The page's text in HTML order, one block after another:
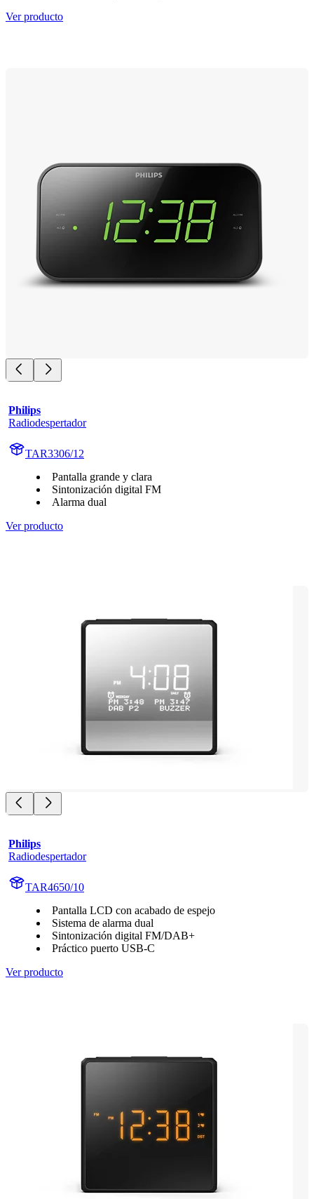
Ver producto
Philips
Radiodespertador
TAR3306/12
Pantalla grande y clara
Sintonización digital FM
Alarma dual
Ver producto
Philips
Radiodespertador
TAR4650/10
Pantalla LCD con acabado de espejo
Sistema de alarma dual
Sintonización digital FM/DAB+
Práctico puerto USB-C
Ver producto